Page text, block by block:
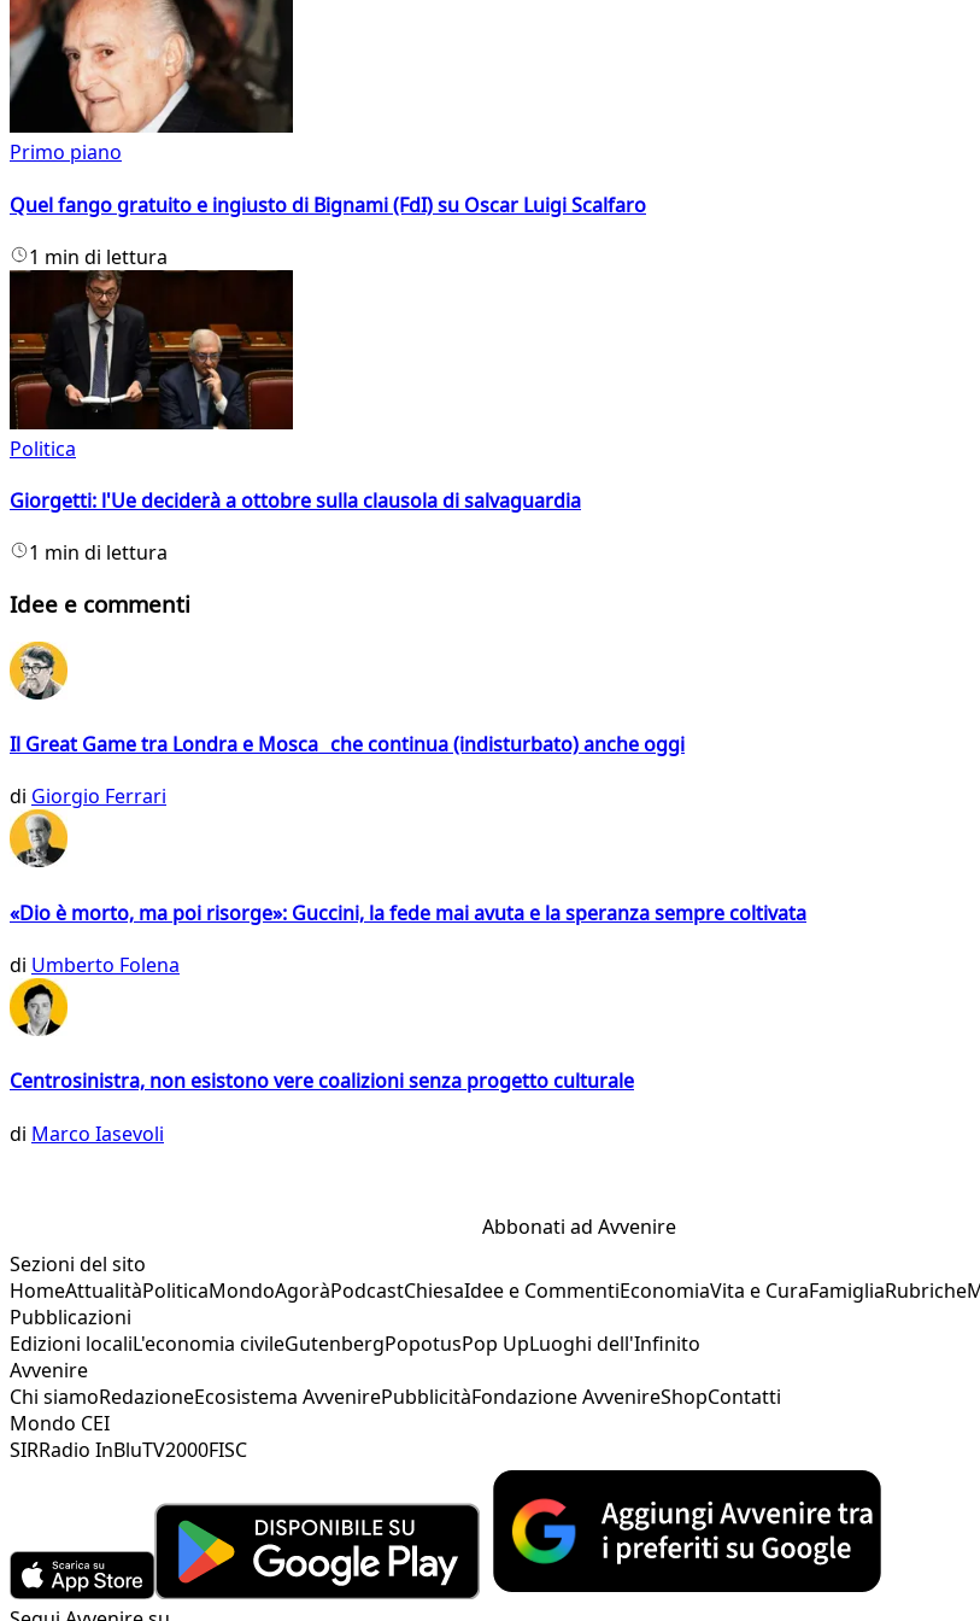
Primo piano
Quel fango gratuito e ingiusto di Bignami (FdI) su Oscar Luigi Scalfaro
1 min di lettura
Politica
Giorgetti: l'Ue deciderà a ottobre sulla clausola di salvaguardia
1 min di lettura
Idee e commenti
Il Great Game tra Londra e Mosca che continua (indisturbato) anche oggi
di Giorgio Ferrari
«Dio è morto, ma poi risorge»: Guccini, la fede mai avuta e la speranza sempre coltivata
di Umberto Folena
Centrosinistra, non esistono vere coalizioni senza progetto culturale
di Marco Iasevoli
Abbonati ad Avvenire
Sezioni del sito
HomeAttualitàPoliticaMondoAgoràPodcastChiesaIdee e CommentiEconomiaVita e CuraFamigliaRubriche
Pubblicazioni
Edizioni localiL'economia civileGutenbergPopotusPop UpLuoghi dell'Infinito
Avvenire
Chi siamoRedazioneEcosistema AvvenirePubblicitàFondazione AvvenireShopContatti
Mondo CEI
SIRRadio InBluTV2000FISC